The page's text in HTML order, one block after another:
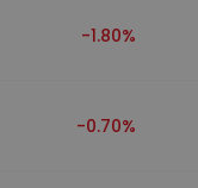
-1.80%
-0.70%